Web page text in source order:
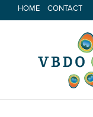
Spring
naar
HOME CONTACT